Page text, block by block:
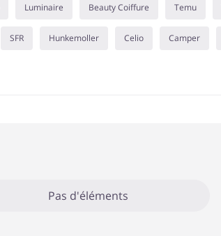
Luminaire Beauty Coiffure Temu
SFR Hunkemoller Celio Camper
Pas d'éléments